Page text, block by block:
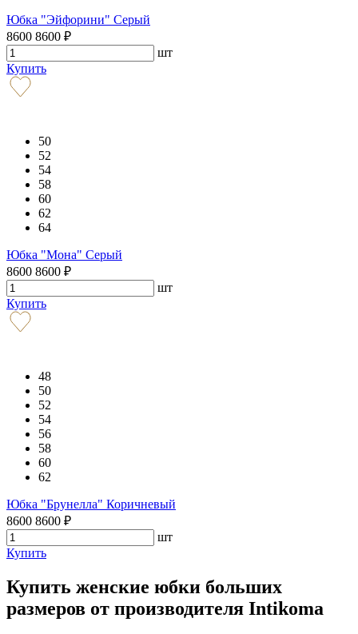
Юбка "Эйфорини" Серый
8600 8600 ₽
шт
Купить
50
52
54
58
60
62
64
Юбка "Мона" Серый
8600 8600 ₽
шт
Купить
48
50
52
54
56
58
60
62
Юбка "Брунелла" Коричневый
8600 8600 ₽
шт
Купить
Купить женские юбки больших
размеров от производителя Intikoma